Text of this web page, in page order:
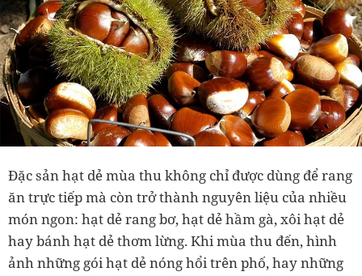
Đặc sản hạt dẻ mùa thu không chỉ được dùng để rang
ăn trực tiếp mà còn trở thành nguyên liệu của nhiều
món ngon: hạt dẻ rang bơ, hạt dẻ hầm gà, xôi hạt dẻ
hay bánh hạt dẻ thơm lừng. Khi mùa thu đến, hình
ảnh những gói hạt dẻ nóng hổi trên phố, hay những